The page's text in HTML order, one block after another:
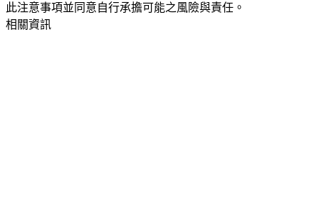
此注意事項並同意自行承擔可能之風險與責任。
相關資訊